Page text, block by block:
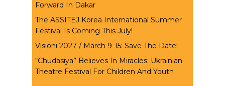
Forward In Dakar
The ASSITEJ Korea International Summer
Festival Is Coming This July!
Visioni 2027 / March 9-15: Save The Date!
“Chudasiya” Believes In Miracles: Ukrainian
Theatre Festival For Children And Youth